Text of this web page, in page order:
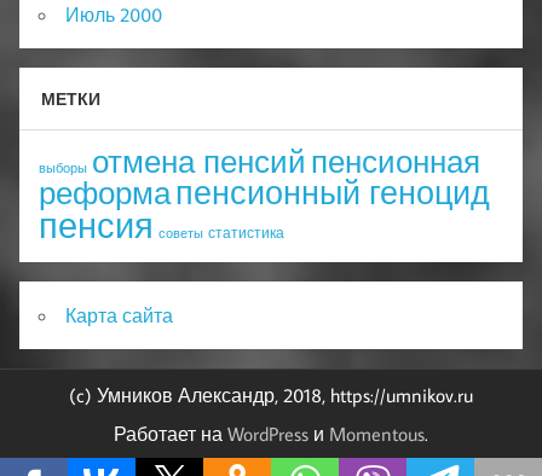
Июль 2000
МЕТКИ
выборы отмена пенсий пенсионная
реформапенсионный геноцид
пенсия советы статистика
Карта сайта
(c) Умников Александр, 2018, https://umnikov.ru
Работает на WordPress и Momentous.